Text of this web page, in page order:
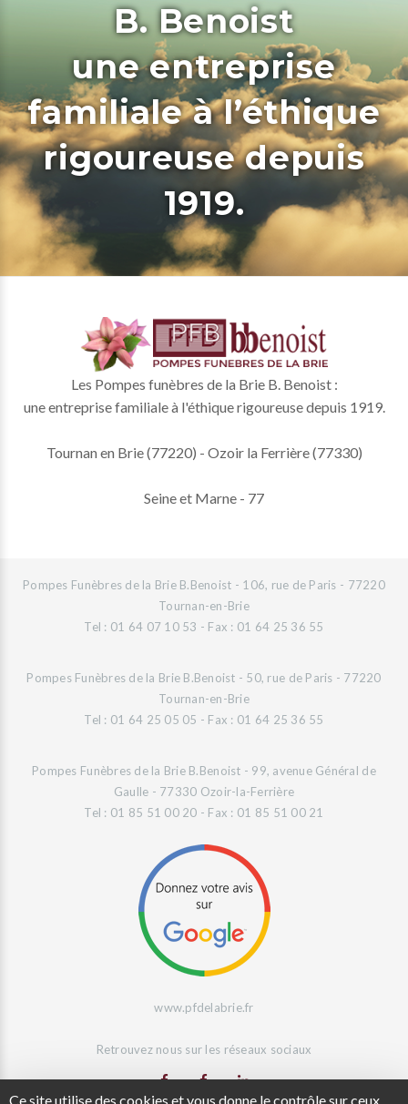
Ce site utilise des cookies et vous donne le contrôle sur ceux
B. Benoist
une entreprise
familiale à l’éthique
rigoureuse depuis
1919.
Les Pompes funèbres de la Brie B. Benoist :
une entreprise familiale à l'éthique rigoureuse depuis 1919.
Tournan en Brie (77220) - Ozoir la Ferrière (77330)
Seine et Marne - 77
Pompes Funèbres de la Brie B.Benoist - 106, rue de Paris - 77220
Tournan-en-Brie
Tel : 01 64 07 10 53 - Fax : 01 64 25 36 55
Pompes Funèbres de la Brie B.Benoist - 50, rue de Paris - 77220
Tournan-en-Brie
Tel : 01 64 25 05 05 - Fax : 01 64 25 36 55
Pompes Funèbres de la Brie B.Benoist - 99, avenue Général de
Gaulle - 77330 Ozoir-la-Ferrière
Tel : 01 85 51 00 20 - Fax : 01 85 51 00 21
www.pfdelabrie.fr
Retrouvez nous sur les réseaux sociaux